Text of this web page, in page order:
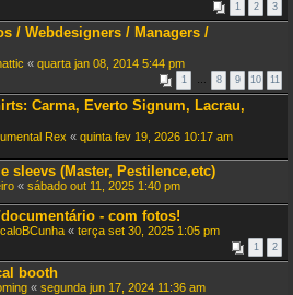
1 2 3
/ Webdesigners / Managers /
« quarta jan 08, 2014 5:44 pm
1 … 8 9 10 11
Carma, Everto Signum, Lacrau,
Rex « quinta fev 19, 2026 10:17 am
sleevs (Master, Pestilence,etc)
« sábado out 11, 2025 1:40 pm
- com fotos!
« terça set 30, 2025 1:05 pm
1 2
booth
« segunda jun 17, 2024 11:36 am